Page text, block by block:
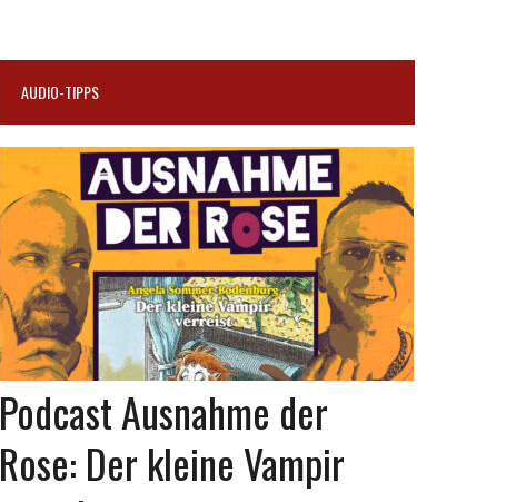
AUDIO-TIPPS
Podcast Ausnahme der
Rose: Der kleine Vampir